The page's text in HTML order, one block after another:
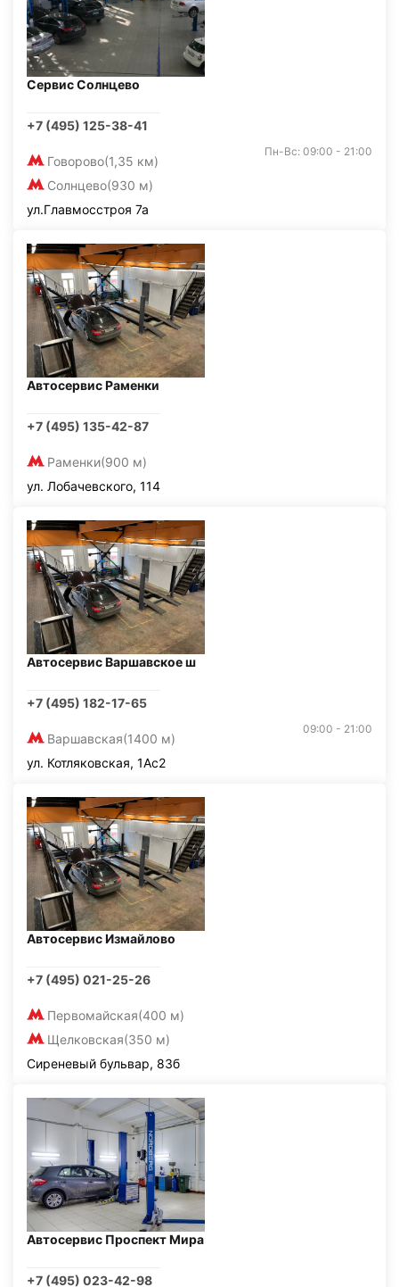
Сервис Солнцево
+7 (495) 125-38-41
Говорово(1,35 км)
Солнцево(930 м)
Пн-Вс: 09:00 - 21:00
ул.Главмосстроя 7а
Автосервис Раменки
+7 (495) 135-42-87
Раменки(900 м)
ул. Лобачевского, 114
Автосервис Варшавское ш
+7 (495) 182-17-65
Варшавская(1400 м)
09:00 - 21:00
ул. Котляковская, 1Ас2
Автосервис Измайлово
+7 (495) 021-25-26
Первомайская(400 м)
Щелковская(350 м)
Сиреневый бульвар, 83б
Автосервис Проспект Мира
+7 (495) 023-42-98